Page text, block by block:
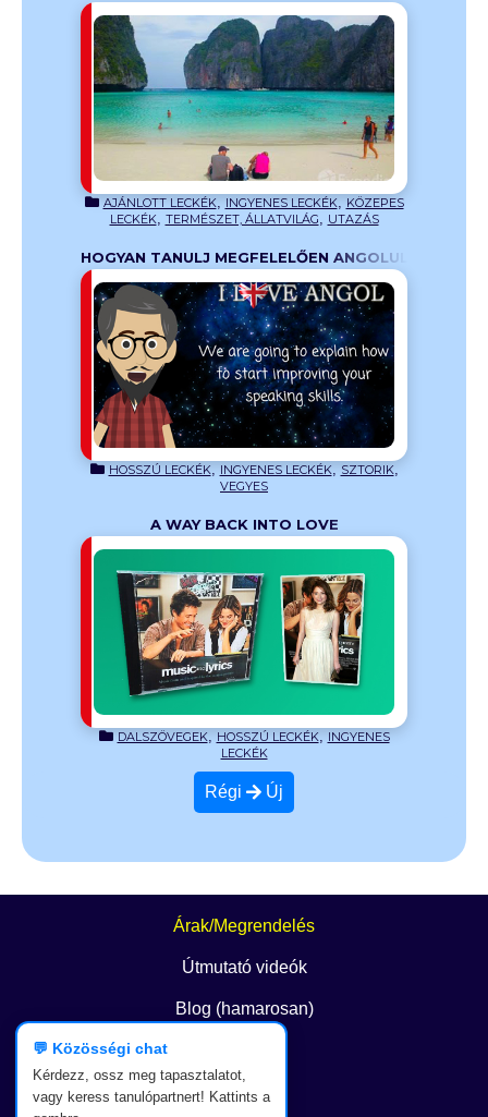
AJÁNLOTT LECKÉK, INGYENES LECKÉK, KÖZEPES
LECKÉK, TERMÉSZET, ÁLLATVILÁG, UTAZÁS
HOGYAN TANULJ MEGFELELŐEN ANGOLUL?
HOSSZÚ LECKÉK, INGYENES LECKÉK, SZTORIK,
VEGYES
A WAY BACK INTO LOVE
DALSZÖVEGEK, HOSSZÚ LECKÉK, INGYENES
LECKÉK
Régi Új
Árak/Megrendelés
Útmutató videók
Blog (hamarosan)
Kapcsolat
💬 Közösségi chat
Kérdezz, ossz meg tapasztalatot,
vagy keress tanulópartnert! Kattints a